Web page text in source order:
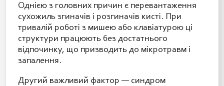
Однією з головних причин є перевантаження
сухожиль згиначів і розгиначів кисті. При
тривалій роботі з мишею або клавіатурою ці
структури працюють без достатнього
відпочинку, що призводить до мікротравм і
запалення.
Другий важливий фактор — синдром